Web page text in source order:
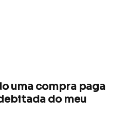
uma compra paga
do meu